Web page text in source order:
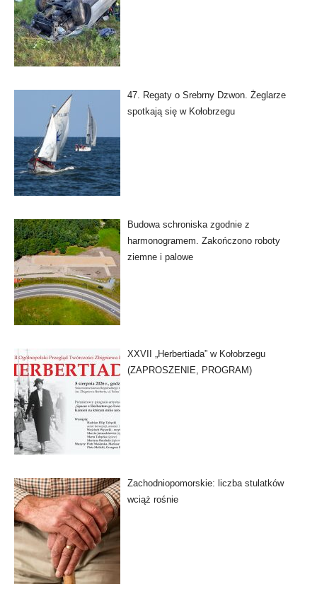
47. Regaty o Srebrny Dzwon. Żeglarze
spotkają się w Kołobrzegu
Budowa schroniska zgodnie z
harmonogramem. Zakończono roboty
ziemne i palowe
XXVII „Herbertiada” w Kołobrzegu
(ZAPROSZENIE, PROGRAM)
Zachodniopomorskie: liczba stulatków
wciąż rośnie